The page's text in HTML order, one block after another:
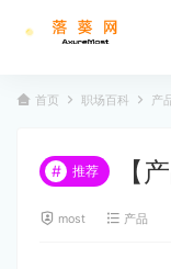
首页 职场百科 产
# 推荐 【
most 产品